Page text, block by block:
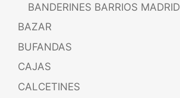
BANDERINES BARRIOS MADRID
BAZAR
BUFANDAS
CAJAS
CALCETINES